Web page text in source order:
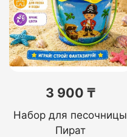
3 900 ₸
Набор для песочницы
Пират